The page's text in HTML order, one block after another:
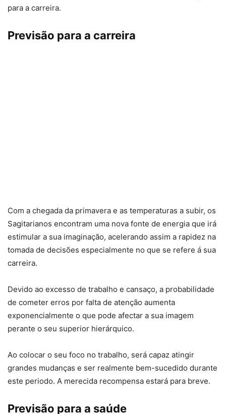
para a carreira.
Previsão para a carreira
Com a chegada da primavera e as temperaturas a subir, os
Sagitarianos encontram uma nova fonte de energia que irá
estimular a sua imaginação, acelerando assim a rapidez na
tomada de decisões especialmente no que se refere á sua
carreira.
Devido ao excesso de trabalho e cansaço, a probabilidade
de cometer erros por falta de atenção aumenta
exponencialmente o que pode afectar a sua imagem
perante o seu superior hierárquico.
Ao colocar o seu foco no trabalho, será capaz atingir
grandes mudanças e ser realmente bem-sucedido durante
este periodo. A merecida recompensa estará para breve.
Previsão para a saúde